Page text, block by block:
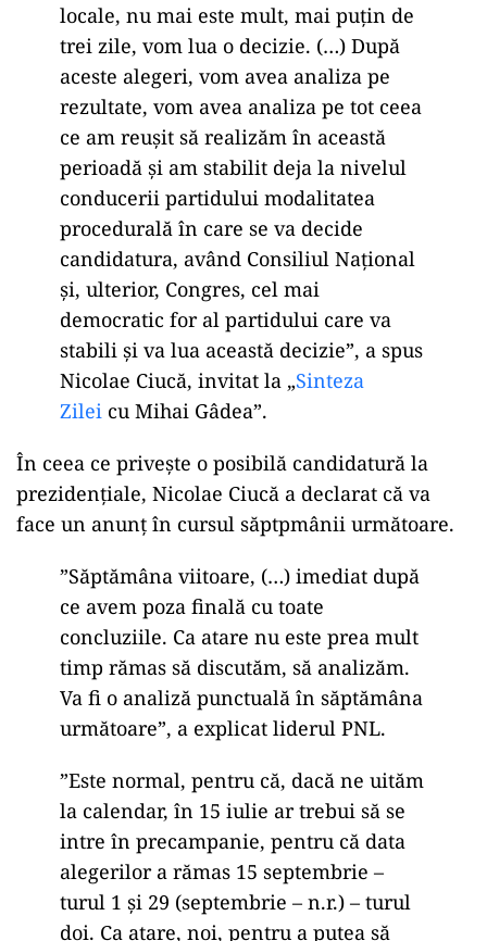
locale, nu mai este mult, mai puţin de
trei zile, vom lua o decizie. (…) După
aceste alegeri, vom avea analiza pe
rezultate, vom avea analiza pe tot ceea
ce am reuşit să realizăm în această
perioadă şi am stabilit deja la nivelul
conducerii partidului modalitatea
procedurală în care se va decide
candidatura, având Consiliul Naţional
şi, ulterior, Congres, cel mai
democratic for al partidului care va
stabili şi va lua această decizie”, a spus
Nicolae Ciucă, invitat la „Sinteza
Zilei cu Mihai Gâdea”.
În ceea ce privește o posibilă candidatură la
prezidențiale, Nicolae Ciucă a declarat că va
face un anunț în cursul săptpmânii următoare.
”Săptămâna viitoare, (…) imediat după
ce avem poza finală cu toate
concluziile. Ca atare nu este prea mult
timp rămas să discutăm, să analizăm.
Va fi o analiză punctuală în săptămâna
următoare”, a explicat liderul PNL.
”Este normal, pentru că, dacă ne uităm
la calendar, în 15 iulie ar trebui să se
intre în precampanie, pentru că data
alegerilor a rămas 15 septembrie –
turul 1 şi 29 (septembrie – n.r.) – turul
doi. Ca atare, noi, pentru a putea să